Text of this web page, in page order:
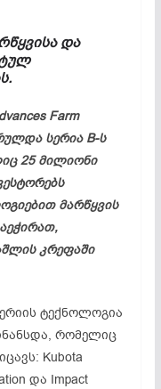
და
.
Farm
სერია B-ს
25 მილიონი
მარწყვის
კრეფაში
ტექნოლოგია
რომელიც
Kubota
და Impact